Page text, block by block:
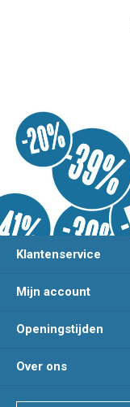
Klantenservice
Mijn account
Openingstijden
Over ons